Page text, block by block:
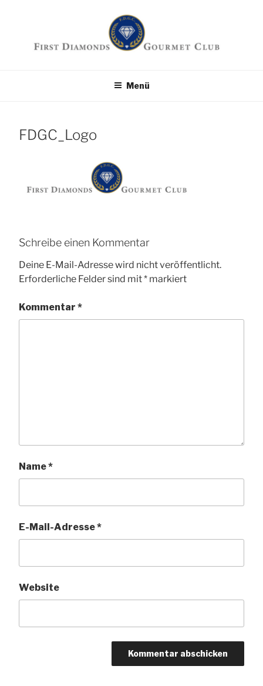
Menü
FDGC_Logo
Schreibe einen Kommentar
Deine E-Mail-Adresse wird nicht veröffentlicht.
Erforderliche Felder sind mit* markiert
Kommentar *
Name*
E-Mail-Adresse*
Website